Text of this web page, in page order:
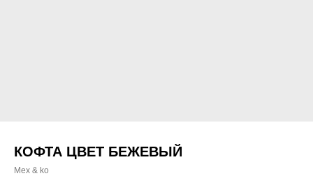
КОФТА ЦВЕТ БЕЖЕВЫЙ
Mex & ko